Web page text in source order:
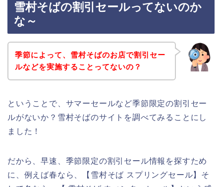
雪村そばの割引セールってないのか
な～
季節によって、雪村そばのお店で割引セー
ルなどを実施することってないの？
ということで、サマーセールなど季節限定の割引セー
ルがないか？雪村そばのサイトを調べてみることにし
ました！
だから、早速、季節限定の割引セール情報を探すため
に、例えば春なら、【雪村そば スプリングセール】そ